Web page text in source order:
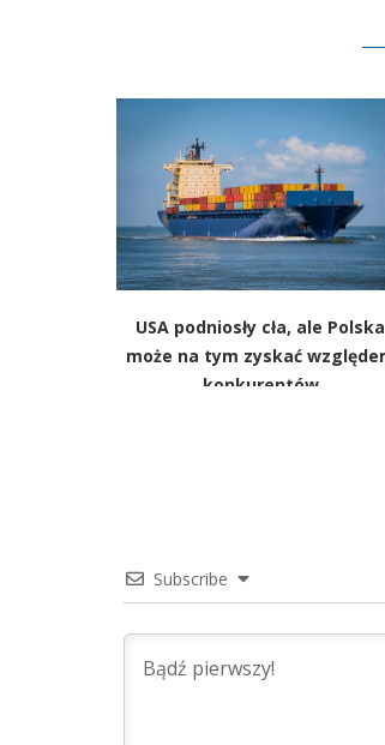
USA podniosły cła, ale Polska
może na tym zyskać
konkurentów
Subscribe